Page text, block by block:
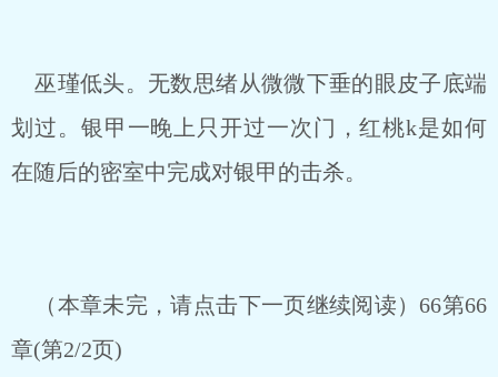
巫瑾低头。无数思绪从微微下垂的眼皮子底端
划过。银甲一晚上只开过一次门，红桃k是如何
在随后的密室中完成对银甲的击杀。
（本章未完，请点击下一页继续阅读）66第66
章(第2/2页)